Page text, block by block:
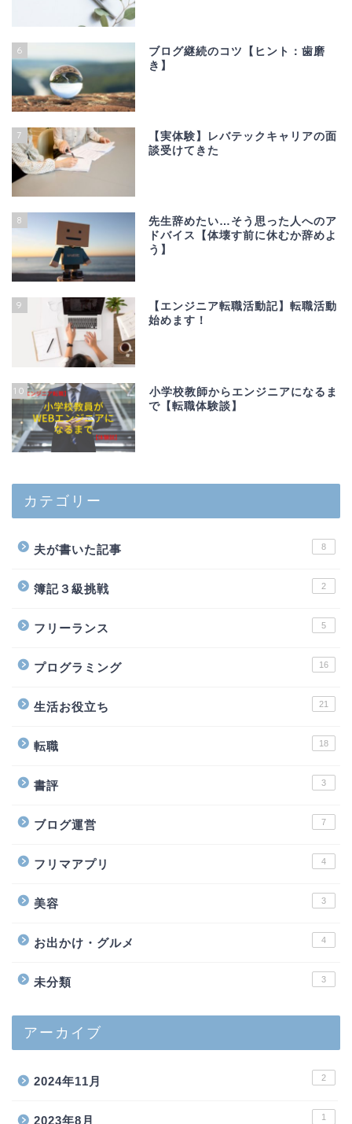
6
ブログ継続のコツ【ヒント：歯磨
き】
7
【実体験】レバテックキャリアの面
談受けてきた
8
先生辞めたい…そう思った人へのア
ドバイス【体壊す前に休むか辞めよ
う】
9
【エンジニア転職活動記】転職活動
始めます！
10
小学校教師からエンジニアになるま
で【転職体験談】
カテゴリー
夫が書いた記事 8
簿記３級挑戦 2
フリーランス 5
プログラミング 16
生活お役立ち 21
転職 18
書評 3
ブログ運営 7
フリマアプリ 4
美容 3
お出かけ・グルメ 4
未分類 3
アーカイブ
2024年11月 2
2023年8月 1